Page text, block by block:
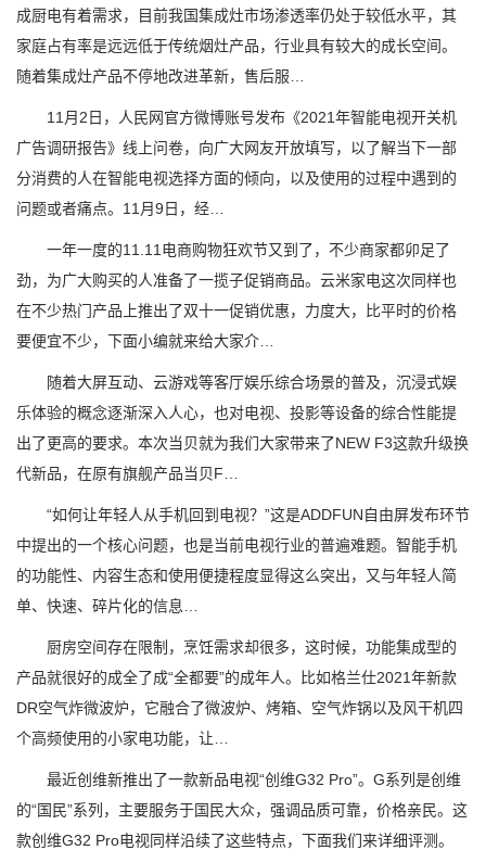
成厨电有着需求，目前我国集成灶市场渗透率仍处于较低水平，其
家庭占有率是远远低于传统烟灶产品，行业具有较大的成长空间。
随着集成灶产品不停地改进革新，售后服…
11月2日，人民网官方微博账号发布《2021年智能电视开关机
广告调研报告》线上问卷，向广大网友开放填写，以了解当下一部
分消费的人在智能电视选择方面的倾向，以及使用的过程中遇到的
问题或者痛点。11月9日，经…
一年一度的11.11电商购物狂欢节又到了，不少商家都卯足了
劲，为广大购买的人准备了一揽子促销商品。云米家电这次同样也
在不少热门产品上推出了双十一促销优惠，力度大，比平时的价格
要便宜不少，下面小编就来给大家介…
随着大屏互动、云游戏等客厅娱乐综合场景的普及，沉浸式娱
乐体验的概念逐渐深入人心，也对电视、投影等设备的综合性能提
出了更高的要求。本次当贝就为我们大家带来了NEW F3这款升级换
代新品，在原有旗舰产品当贝F…
“如何让年轻人从手机回到电视？”这是ADDFUN自由屏发布环节
中提出的一个核心问题，也是当前电视行业的普遍难题。智能手机
的功能性、内容生态和使用便捷程度显得这么突出，又与年轻人简
单、快速、碎片化的信息…
厨房空间存在限制，烹饪需求却很多，这时候，功能集成型的
产品就很好的成全了成“全都要”的成年人。比如格兰仕2021年新款
DR空气炸微波炉，它融合了微波炉、烤箱、空气炸锅以及风干机四
个高频使用的小家电功能，让…
最近创维新推出了一款新品电视“创维G32 Pro”。G系列是创维
的“国民”系列，主要服务于国民大众，强调品质可靠，价格亲民。这
款创维G32 Pro电视同样沿续了这些特点，下面我们来详细评测。